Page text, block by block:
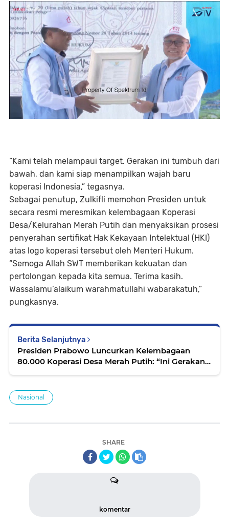
“Kami telah melampaui target. Gerakan ini tumbuh dari
bawah, dan kami siap menampilkan wajah baru
koperasi Indonesia,” tegasnya.
Sebagai penutup, Zulkifli memohon Presiden untuk
secara resmi meresmikan kelembagaan Koperasi
Desa/Kelurahan Merah Putih dan menyaksikan prosesi
penyerahan sertifikat Hak Kekayaan Intelektual (HKI)
atas logo koperasi tersebut oleh Menteri Hukum.
“Semoga Allah SWT memberikan kekuatan dan
pertolongan kepada kita semua. Terima kasih.
Wassalamu’alaikum warahmatullahi wabarakatuh,”
pungkasnya.
Berita Selanjutnya
Presiden Prabowo Luncurkan Kelembagaan
80.000 Koperasi Desa Merah Putih: “Ini Gerakan
Nasional
SHARE
komentar